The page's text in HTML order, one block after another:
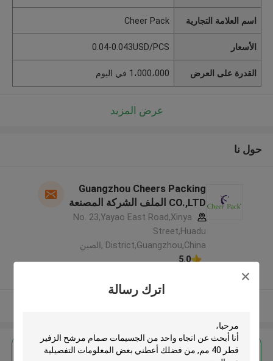
اترك رسالة
اسم العلامة التجارية Cheer Pack
الأسعار 0.04-0.043USD/PCS
القدرة على العرض 1،000،000 في اليوم
عرض المزيد
حول نا
Guangzhou Cheers Packing
CO.,LTD الملف الشركة المصنعة
No. 23,Yayao East Road,Xinya
Street,Huadu
District,Guangzhou,China ,الصين
5.0
احصل على افضل سعر ل